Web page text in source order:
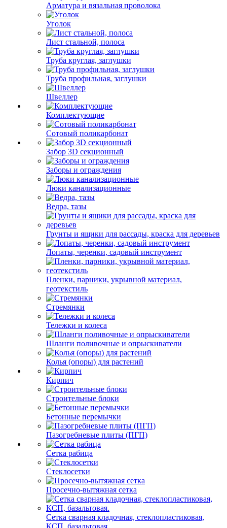
Арматура и вязальная проволока
Уголок
Лист стальной, полоса
Труба круглая, заглушки
Труба профильная, заглушки
Швеллер
Комплектующие
Сотовый поликарбонат
Забор 3D секционный
Заборы и ограждения
Люки канализационные
Ведра, тазы
Грунты и ящики для рассады, краска для деревьев
Лопаты, черенки, садовый инструмент
Пленки, парники, укрывной материал,
геотекстиль
Стремянки
Тележки и колеса
Шланги поливочные и опрыскиватели
Колья (опоры) для растений
Кирпич
Строительные блоки
Бетонные перемычки
Пазогребневые плиты (ПГП)
Сетка рабица
Стеклосетки
Просечно-вытяжная сетка
Сетка сварная кладочная, стеклопластиковая,
КСП, базальтовая.